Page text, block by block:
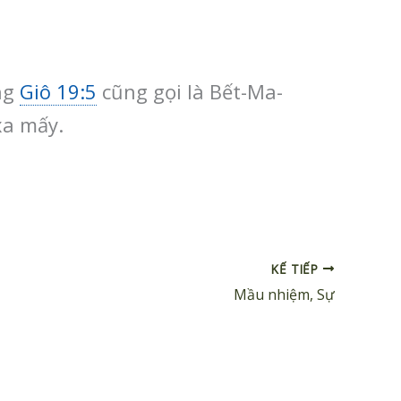
Giô 19:5 cũng gọi là Bết-Ma-
mấy.
KẾ TIẾP
Mầu nhiệm, Sự